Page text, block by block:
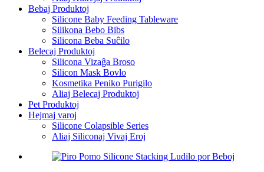
Bebaj Produktoj
Silicone Baby Feeding Tableware
Silikona Bebo Bibs
Silicona Beba Suĉilo
Belecaj Produktoj
Silicona Vizaĝa Broso
Silicon Mask Bovlo
Kosmetika Peniko Purigilo
Aliaj Belecaj Produktoj
Pet Produktoj
Hejmaj varoj
Silicone Colapsible Series
Aliaj Siliconaj Vivaj Eroj